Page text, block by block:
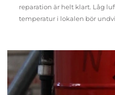
reparation är helt klart. Låg
temperatur i lokalen bör